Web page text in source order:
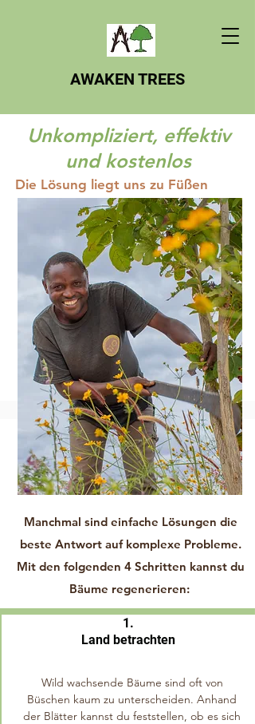
AWAKEN TREES
Unkompliziert, effektiv
und kostenlos
Die Lösung liegt uns zu Füßen
Manchmal sind einfache Lösungen die
beste Antwort auf komplexe Probleme.
Mit den folgenden 4 Schritten kannst du
Bäume regenerieren:
1.
Land betrachten
Wild wachsende Bäume sind oft von
Büschen kaum zu unterscheiden. Anhand
der Blätter kannst du feststellen, ob es sich